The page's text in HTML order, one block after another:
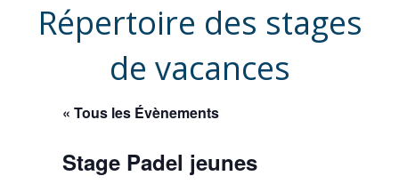
Répertoire des stages
de vacances
« Tous les Évènements
Stage Padel jeunes